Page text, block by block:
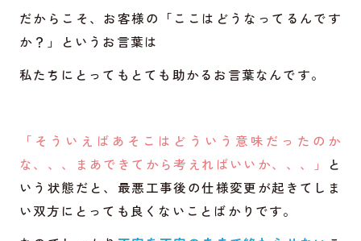
だからこそ、お客様の「ここはどうなってるんです
か？」というお言葉は
私たちにとってもとても助かるお言葉なんです。
「そういえばあそこはどういう意味だったのか
な、、、まあできてから考えればいいか、、、」
と
いう状態だと、最悪工事後の仕様変更が起きてしま
い双方にとっても良くないことばかりです。